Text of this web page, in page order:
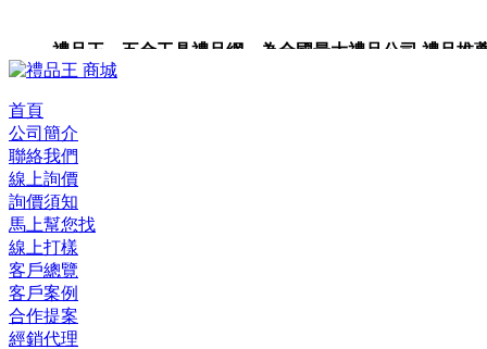
禮品王 五金工具禮品網 為全國最大禮品公司,禮品推
禮品卡,企業禮品,禮品小物,高級禮品,禮品網站。
首頁
公司簡介
聯絡我們
線上詢價
詢價須知
馬上幫您找
線上打樣
客戶總覽
客戶案例
合作提案
經銷代理